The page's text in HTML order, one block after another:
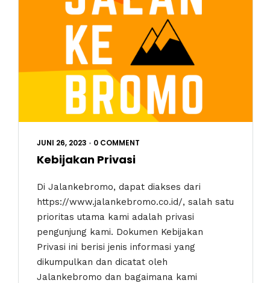
JUNI 26, 2023 • 0 COMMENT
Kebijakan Privasi
Di Jalankebromo, dapat diakses dari
https://www.jalankebromo.co.id/, salah satu
prioritas utama kami adalah privasi
pengunjung kami. Dokumen Kebijakan
Privasi ini berisi jenis informasi yang
dikumpulkan dan dicatat oleh
Jalankebromo dan bagaimana kami